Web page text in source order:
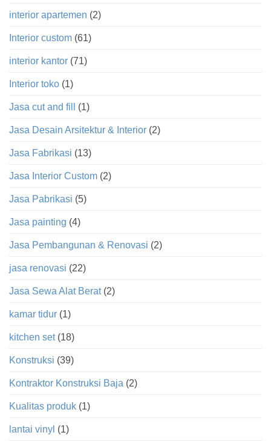
interior apartemen (2)
Interior custom (61)
interior kantor (71)
Interior toko (1)
Jasa cut and fill (1)
Jasa Desain Arsitektur & Interior (2)
Jasa Fabrikasi (13)
Jasa Interior Custom (2)
Jasa Pabrikasi (5)
Jasa painting (4)
Jasa Pembangunan & Renovasi (2)
jasa renovasi (22)
Jasa Sewa Alat Berat(2)
kamar tidur (1)
kitchen set(18)
Konstruksi (39)
Kontraktor Konstruksi Baja (2)
Kualitas produk (1)
lantai vinyl (1)